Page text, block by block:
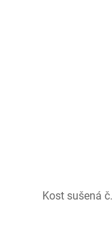
Kost sušená